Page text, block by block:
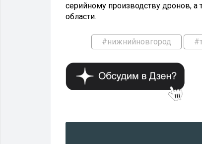
серийному производству дронов,
области.
#нижнийновгород